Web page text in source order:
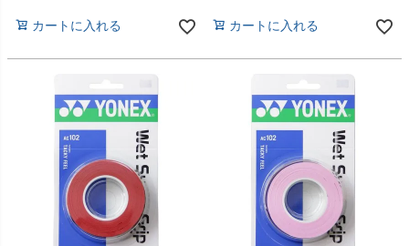
カートに入れる カートに入れる